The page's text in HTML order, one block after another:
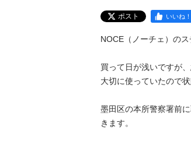
ポスト いいね！
NOCE（ノーチェ）の
買って日が浅いですが
大切に使っていたので状
墨田区の本所警察署前
きます。